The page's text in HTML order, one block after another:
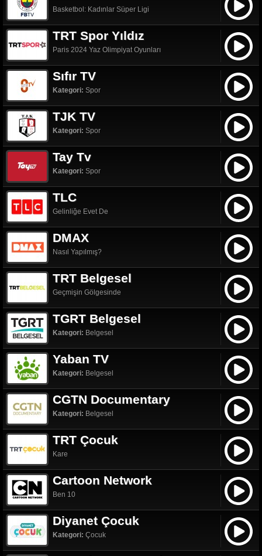
Basketbol: Kadınlar Süper Ligi
TRT Spor Yıldız
Paris 2024 Yaz Olimpiyat Oyunları
Sıfır TV
Kategori: Spor
TJK TV
Kategori: Spor
Tay Tv
Kategori: Spor
TLC
Gelinliğe Evet De
DMAX
Nasıl Yapılmış?
TRT Belgesel
Geçmişin Gölgesinde
TGRT Belgesel
Kategori: Belgesel
Yaban TV
Kategori: Belgesel
CGTN Documentary
Kategori: Belgesel
TRT Çocuk
Kare
Cartoon Network
Ben 10
Diyanet Çocuk
Kategori: Çocuk